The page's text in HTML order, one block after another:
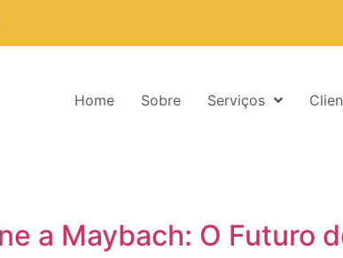
Home Sobre Serviços
a Maybach: O Futuro